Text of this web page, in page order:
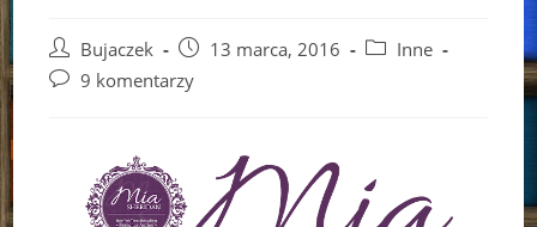
Post
author:
Bujaczek
Post
published:
13 marca, 2016
PostInne
Post9 komentarzy